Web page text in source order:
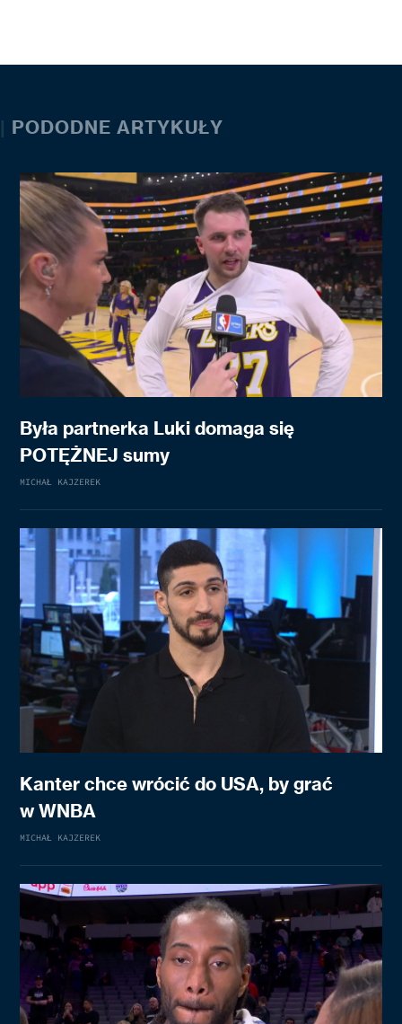
| PODODNE ARTYKUŁY
Była partnerka Luki domaga się
POTĘŻNEJ sumy
MICHAŁ KAJZEREK
Kanter chce wrócić do USA, by grać
w WNBA
MICHAŁ KAJZEREK